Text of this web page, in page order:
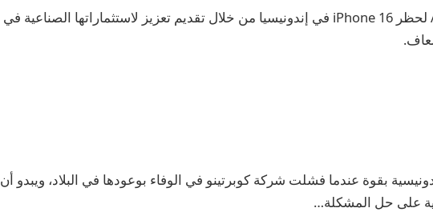
استجابت شركة Apple لحظر iPhone 16 في إندونيسيا من خلال تقديم تعزيز لاستثماراتها الصناعية في
بقوة عندما فشلت شركة كوبرتينو في الوفاء بوعودها في البلاد، ويبدو أن
على حل المشكلة…